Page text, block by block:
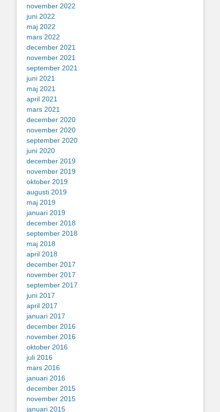
november 2022
juni 2022
maj 2022
mars 2022
december 2021
november 2021
september 2021
juni 2021
maj 2021
april 2021
mars 2021
december 2020
november 2020
september 2020
juni 2020
december 2019
november 2019
oktober 2019
augusti 2019
maj 2019
januari 2019
december 2018
september 2018
maj 2018
april 2018
december 2017
november 2017
september 2017
juni 2017
april 2017
januari 2017
december 2016
november 2016
oktober 2016
juli 2016
mars 2016
januari 2016
december 2015
november 2015
januari 2015